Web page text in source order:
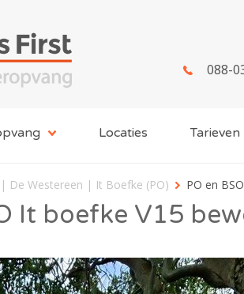
088-
Locaties Tarieven
De Westereen | It Boefke (PO) PO en
It boefke V15